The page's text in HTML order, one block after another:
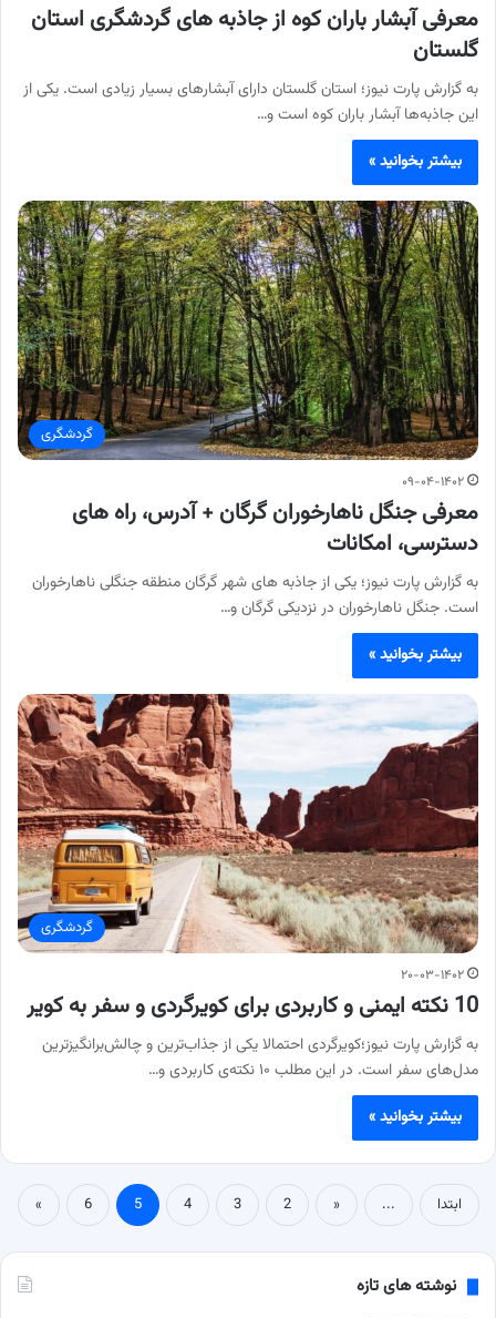
معرفی آبشار باران کوه از جاذبه های گردشگری استان
گلستان
به گزارش پارت نیوز؛ استان گلستان دارای آبشارهای بسیار زیادی است. یکی از
این جاذبه‌ها آبشار باران کوه است و…
بیشتر بخوانید »
گردشگری
۰۹-۰۴-۱۴۰۲
معرفی جنگل ناهارخوران گرگان + آدرس، راه های
دسترسی، امکانات
به گزارش پارت نیوز؛ یکی از جاذبه های شهر گرگان منطقه جنگلی ناهارخوران
است. جنگل ناهارخوران در نزدیکی گرگان و…
بیشتر بخوانید »
گردشگری
۲۰-۰۳-۱۴۰۲
10 نکته ایمنی و کاربردی برای کویرگردی و سفر به کویر
به گزارش پارت نیوز؛کویرگردی احتمالا یکی از جذاب‌ترین و چالش‌برانگیزترین
مدل‌های سفر است. در این مطلب ۱۰ نکته‌ی کاربردی و…
بیشتر بخوانید »
ابتدا ...
«
2
3
4
5
6
»
نوشته های تازه